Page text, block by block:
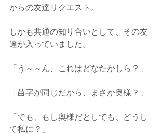
からの友達リクエスト。
しかも共通の知り合いとして、その友
達が入っていました。
「う～～ん、これはどなたかしら？」
「苗字が同じだから、まさか奥様？」
「でも、もし奥様だとしても、どうし
て私に？」